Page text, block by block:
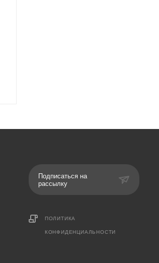
Подписаться на
рассылку
ПОЛИТИКА
КОНФИДЕНЦИАЛЬНОСТИ